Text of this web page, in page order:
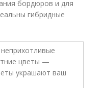
бордюров и для
гибридные